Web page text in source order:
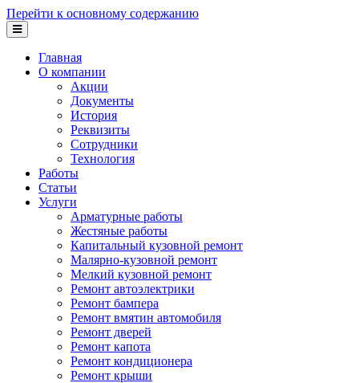
Перейти к основному содержанию
Главная
О компании
Акции
Документы
История
Реквизиты
Сотрудники
Технология
Работы
Статьи
Услуги
Арматурные работы
Жестяные работы
Капитальный кузовной ремонт
Малярно-кузовной ремонт
Мелкий кузовной ремонт
Ремонт автоэлектрики
Ремонт бампера
Ремонт вмятин автомобиля
Ремонт дверей
Ремонт капота
Ремонт кондиционера
Ремонт крыши